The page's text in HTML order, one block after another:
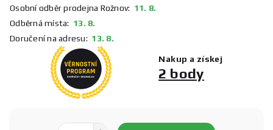
Osobní odběr prodejna Rožnov: 11. 8.
Odběrná místa: 13. 8.
Doručení na adresu: 13. 8.
Nakup a získej
2 body